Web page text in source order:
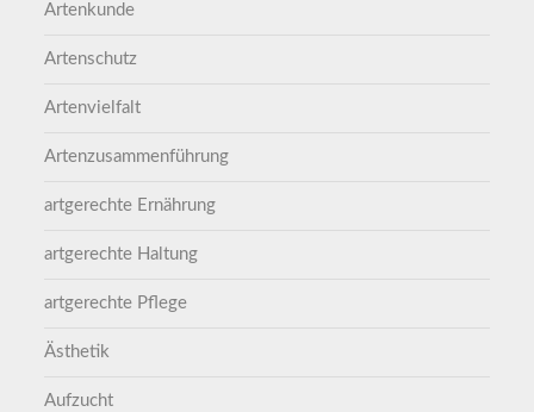
Artenkunde
Artenschutz
Artenvielfalt
Artenzusammenführung
artgerechte Ernährung
artgerechte Haltung
artgerechte Pflege
Ästhetik
Aufzucht